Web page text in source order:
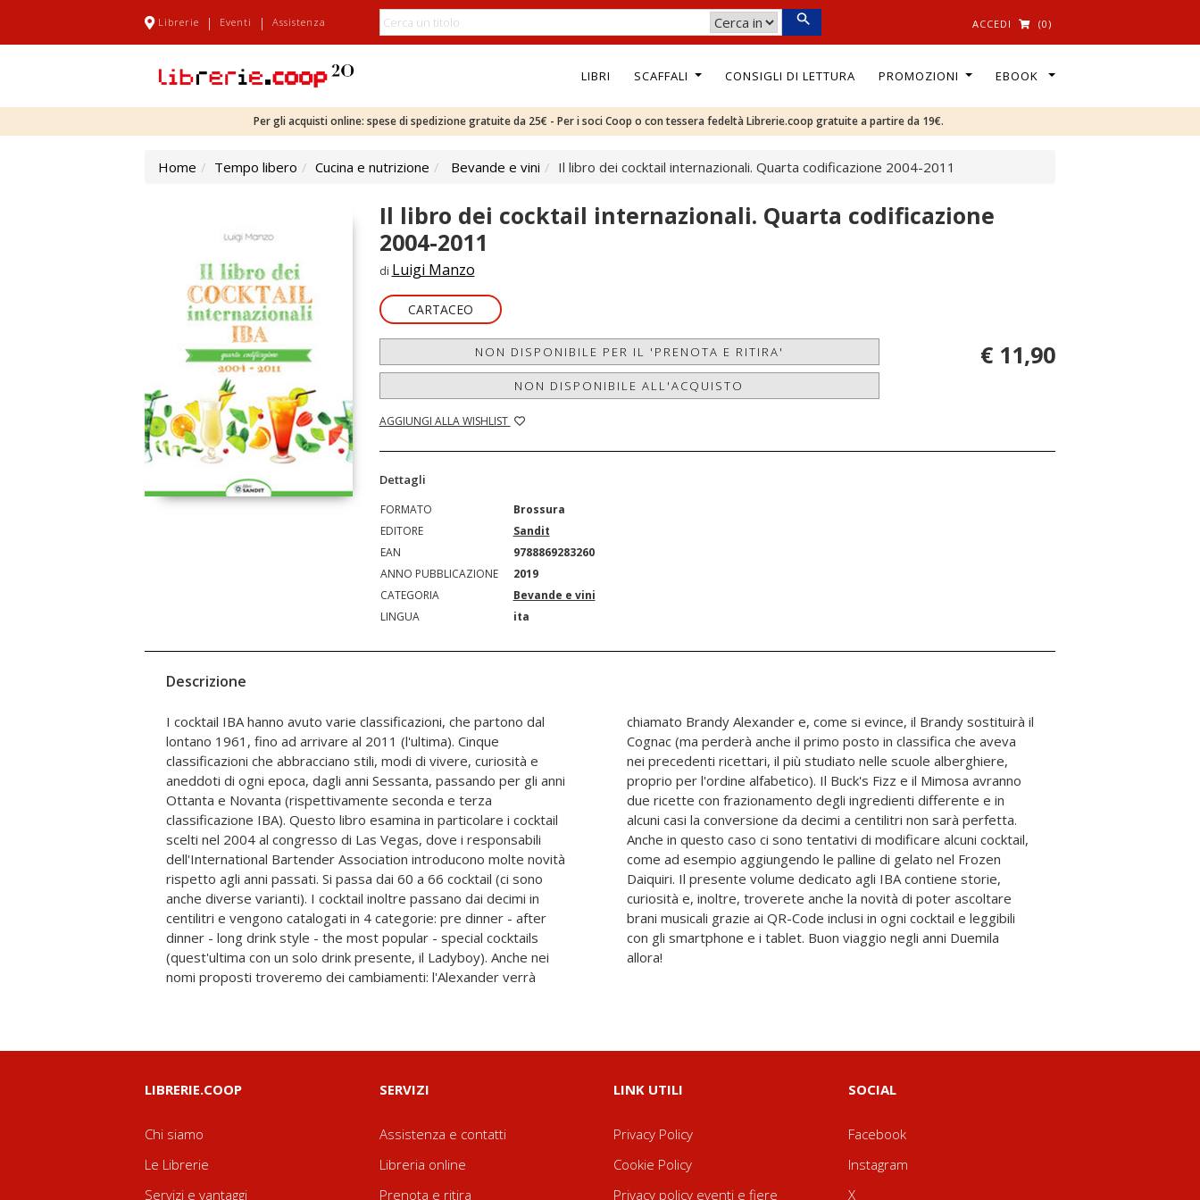
Librerie | Eventi | Assistenza ACCEDI (0)
LIBRI SCAFFALI CONSIGLI DI LETTURA PROMOZIONI EBOOK
Per gli acquisti online: spese di spedizione gratuite da 25€ - Per i soci Coop o con tessera fedeltà Librerie.coop gratuite a partire da 19€.
Home Tempo libero Cucina e nutrizione Bevande e vini Il libro dei cocktail internazionali. Quarta codificazione 2004-2011
Il libro dei cocktail internazionali. Quarta codificazione
2004-2011
di Luigi Manzo
CARTACEO
NON DISPONIBILE PER IL 'PRENOTA E RITIRA'
NON DISPONIBILE ALL'ACQUISTO
AGGIUNGI ALLA WISHLIST
€ 11,90
Dettagli
FORMATO
Brossura
EDITORE
Sandit
EAN
9788869283260
ANNO PUBBLICAZIONE
2019
CATEGORIA
Bevande e vini
LINGUA
ita
Descrizione
I cocktail IBA hanno avuto varie classificazioni, che partono dal
lontano 1961, fino ad arrivare al 2011 (l'ultima). Cinque
classificazioni che abbracciano stili, modi di vivere, curiosità e
aneddoti di ogni epoca, dagli anni Sessanta, passando per gli anni
Ottanta e Novanta (rispettivamente seconda e terza
classificazione IBA). Questo libro esamina in particolare i cocktail
scelti nel 2004 al congresso di Las Vegas, dove i responsabili
dell'International Bartender Association introducono molte novità
rispetto agli anni passati. Si passa dai 60 a 66 cocktail (ci sono
anche diverse varianti). I cocktail inoltre passano dai decimi in
centilitri e vengono catalogati in 4 categorie: pre dinner - after
dinner - long drink style - the most popular - special cocktails
(quest'ultima con un solo drink presente, il Ladyboy). Anche nei
nomi proposti troveremo dei cambiamenti: l'Alexander verrà
chiamato Brandy Alexander e, come si evince, il Brandy sostituirà il
Cognac (ma perderà anche il primo posto in classifica che aveva
nei precedenti ricettari, il più studiato nelle scuole alberghiere,
proprio per l'ordine alfabetico). Il Buck's Fizz e il Mimosa avranno
due ricette con frazionamento degli ingredienti differente e in
alcuni casi la conversione da decimi a centilitri non sarà perfetta.
Anche in questo caso ci sono tentativi di modificare alcuni cocktail,
come ad esempio aggiungendo le palline di gelato nel Frozen
Daiquiri. Il presente volume dedicato agli IBA contiene storie,
curiosità e, inoltre, troverete anche la novità di poter ascoltare
brani musicali grazie ai QR-Code inclusi in ogni cocktail e leggibili
con gli smartphone e i tablet. Buon viaggio negli anni Duemila
allora!
LIBRERIE.COOP
Chi siamo
Le Librerie
Servizi e vantaggi
SERVIZI
Assistenza e contatti
Libreria online
Prenota e ritira
LINK UTILI
Privacy Policy
Cookie Policy
Privacy policy eventi e fiere
SOCIAL
Facebook
Instagram
X